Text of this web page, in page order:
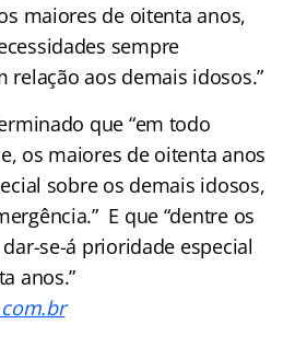
maiores de oitenta anos,
sempre
relação aos demais idosos.”
que “em todo
os maiores de oitenta anos
sobre os demais idosos,
E que “dentre os
se-á prioridade especial
anos.”